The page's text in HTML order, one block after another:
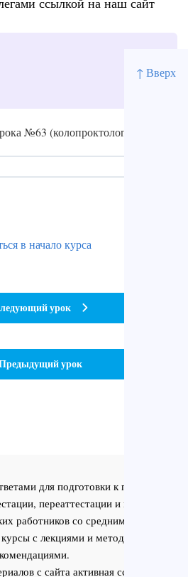
↑ Вверх
№63 (колопроктология)
урок
в начало курса
урок
для подготовки к первичной
переаттестации и повышения
работников со средним и высшим
с лекциями и методическими
с сайта активная ссылка на